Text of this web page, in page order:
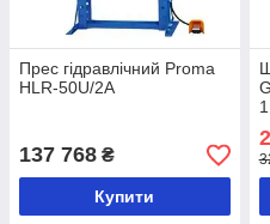
Прес гідравлічний Proma
HLR-50U/2А
137 768 ₴
Купити